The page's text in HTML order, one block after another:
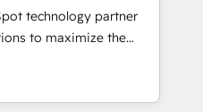
integrations,
with change-
With 6 key
experience across
technology partner
to maximize the
The fastest-
MakeWebBetter,
expertise &